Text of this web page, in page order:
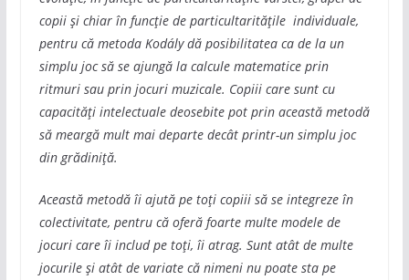
copii și chiar în funcție de particultaritățile individuale,
pentru că metoda Kodály dă posibilitatea ca de la un
simplu joc să se ajungă la calcule matematice prin
ritmuri sau prin jocuri muzicale. Copiii care sunt cu
capacități intelectuale deosebite pot prin această metodă
să meargă mult mai departe decât printr-un simplu joc
din grădiniță.
Această metodă îi ajută pe toți copiii să se integreze în
colectivitate, pentru că oferă foarte multe modele de
jocuri care îi includ pe toți, îi atrag. Sunt atât de multe
jocurile și atât de variate că nimeni nu poate sta pe